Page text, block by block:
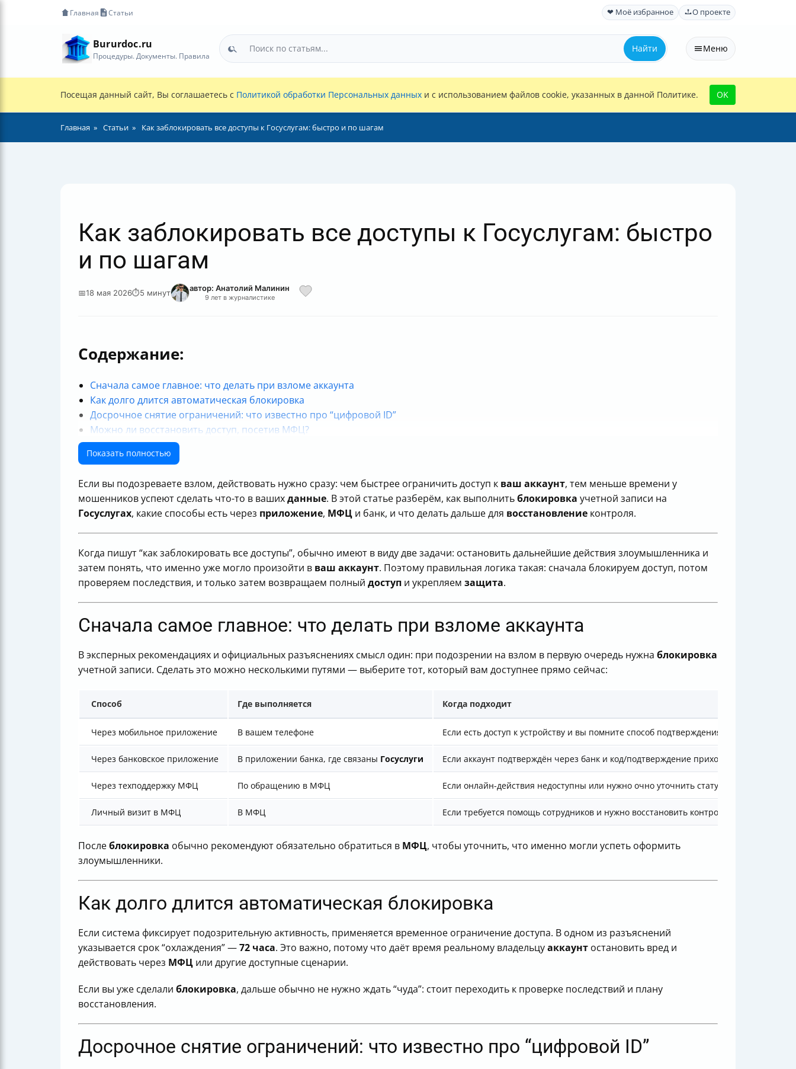
Главная Статьи ❤ Моё избранное О проекте
Bururdoc.ru
Процедуры. Документы. Правила
Найти Меню
Посещая данный сайт, Вы соглашаетесь с Политикой обработки Персональных данных и с использованием файлов cookie, указанных в данной Политике. OK
Главная Статьи Как заблокировать все доступы к Госуслугам: быстро и по шагам
Как заблокировать все доступы к Госуслугам: быстро
и по шагам
📅18 мая 2026⏱5 минут автор: Анатолий Малинин
9 лет в журналистике
Содержание:
Сначала самое главное: что делать при взломе аккаунта
Как долго длится автоматическая блокировка
Досрочное снятие ограничений: что известно про “цифровой ID”
Можно ли восстановить доступ, посетив МФЦ?
Что будет, если ничего не делать
Почему вводят временную блокировку и что это даёт
Как роль двухфакторной аутентификации защищает аккаунт
Как минимизировать вред после блокировки
Итог
Показать полностью
Если вы подозреваете взлом, действовать нужно сразу: чем быстрее ограничить доступ к ваш аккаунт, тем меньше времени у
мошенников успеют сделать что-то в вашихданные. В этой статье разберём, как выполнитьблокировка учетной записи на
Госуслугах, какие способы есть через приложение, МФЦ и банк, и что делать дальше для восстановление контроля.
Когда пишут “как заблокировать все доступы”, обычно имеют в виду две задачи: остановить дальнейшие действия злоумышленника и
затем понять, что именно уже могло произойти в ваш аккаунт. Поэтому правильная логика такая: сначала блокируем доступ, потом
проверяем последствия, и только затем возвращаем полный доступ и укрепляем защита.
Сначала самое главное: что делать при взломе аккаунта
В эксперных рекомендациях и официальных разъяснениях смысл один: при подозрении на взлом в первую очередь нужна блокировка
учетной записи. Сделать это можно несколькими путями — выберите тот, который вам доступнее прямо сейчас:
Способ Где выполняется Когда подходит
Через мобильное приложение В вашем телефоне Если есть доступ к устройству и вы помните способ подтверждения
Через банковское приложение В приложении банка, где связаны Госуслуги Если аккаунт подтверждён через банк и код/подтверждение приходят в банке
Через техподдержку МФЦ По обращению в МФЦ Если онлайн-действия недоступны или нужно очно уточнить статус
Личный визит в МФЦ В МФЦ Если требуется помощь сотрудников и нужно восстановить контроль
Послеблокировка обычно рекомендуют обязательно обратиться в МФЦ, чтобы уточнить, что именно могли успеть оформить
злоумышленники.
Как долго длится автоматическая блокировка
Если система фиксирует подозрительную активность, применяется временное ограничение доступа. В одном из разъяснений
указывается срок “охлаждения” —72 часа. Это важно, потому что даёт время реальному владельцуаккаунт остановить вред и
действовать через МФЦ или другие доступные сценарии.
Если вы уже сделали блокировка, дальше обычно не нужно ждать “чуда”: стоит переходить к проверке последствий и плану
восстановления.
Досрочное снятие ограничений: что известно про “цифровой ID”